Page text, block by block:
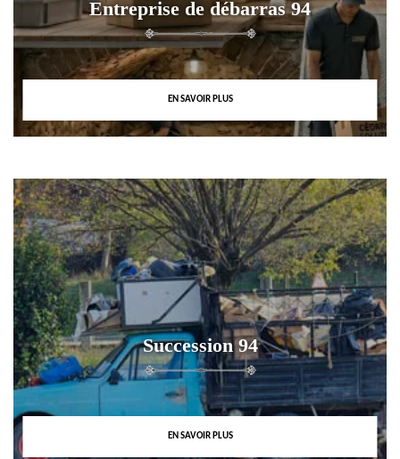
Entreprise de débarras 94
EN SAVOIR PLUS
Succession 94
EN SAVOIR PLUS